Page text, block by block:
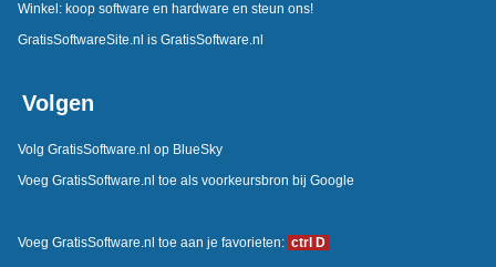
Winkel: koop software en hardware en steun ons!
GratisSoftwareSite.nl is GratisSoftware.nl
Volgen
Volg GratisSoftware.nl op BlueSky
Voeg GratisSoftware.nl toe als voorkeursbron bij Google
Voeg GratisSoftware.nl toe aan je favorieten: ctrl D